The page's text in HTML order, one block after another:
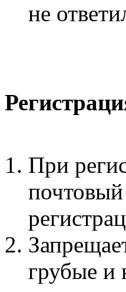
не
При
грубые и